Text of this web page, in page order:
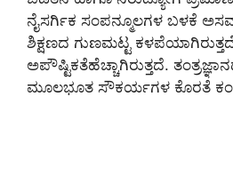
ನೈಸರ್ಗಿಕ ಸಂಪನ್ಮೂಲಗಳ ಬಳಕೆ
ಶಿಕ್ಷಣದ ಗುಣಮಟ್ಟ
ಅಪೌಷ್ಟಿಕತೆಹೆಚ್ಚಾಗಿರುತ್ತದೆ.
ಮೂಲಭೂತ ಸೌಕರ್ಯಗಳ ಕೊರತೆ